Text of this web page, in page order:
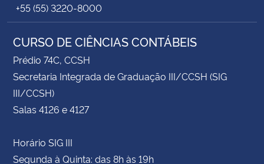
+55 (55) 3220-8000
CURSO DE CIÊNCIAS CONTÁBEIS
Prédio 74C, CCSH
Secretaria Integrada de Graduação III/CCSH (SIG
III/CCSH)
Salas 4126 e 4127
Horário SIG III
Segunda à Quinta: das 8h às 19h